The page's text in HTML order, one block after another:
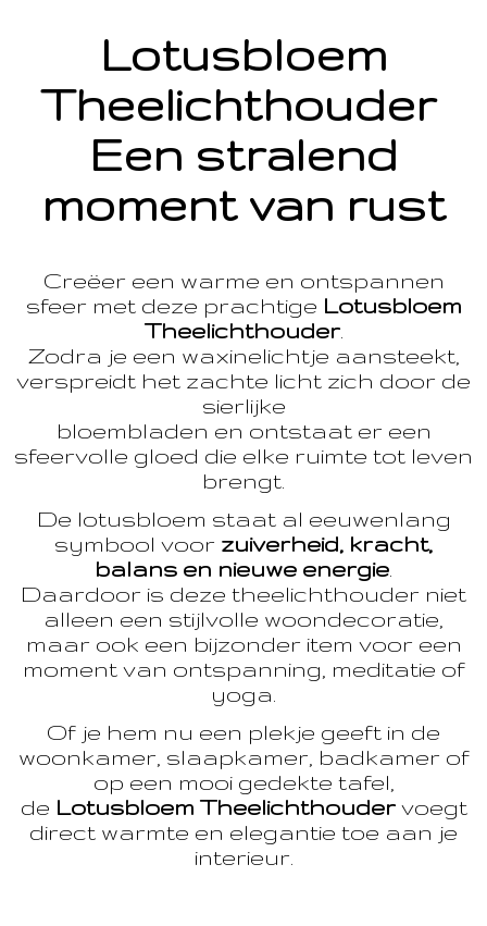
Lotusbloem
Theelichthouder
Een stralend
moment van rust
Creëer een warme en ontspannen
sfeer met deze prachtige Lotusbloem
Theelichthouder.
Zodra je een waxinelichtje aansteekt,
verspreidt het zachte licht zich door de
sierlijke
bloembladen en ontstaat er een
sfeervolle gloed die elke ruimte tot leven
brengt.
De lotusbloem staat al eeuwenlang
symbool voor zuiverheid, kracht,
balans en nieuwe energie
Daardoor is deze theelichthouder niet
alleen een stijlvolle woondecoratie,
maar ook een bijzonder item voor een
moment van ontspanning, meditatie of
yoga.
Of je hem nu een plekje geeft in de
woonkamer, slaapkamer, badkamer of
op een mooi gedekte tafel,
de Lotusbloem Theelichthoudervoegt
direct warmte en elegantie toe aan je
interieur.